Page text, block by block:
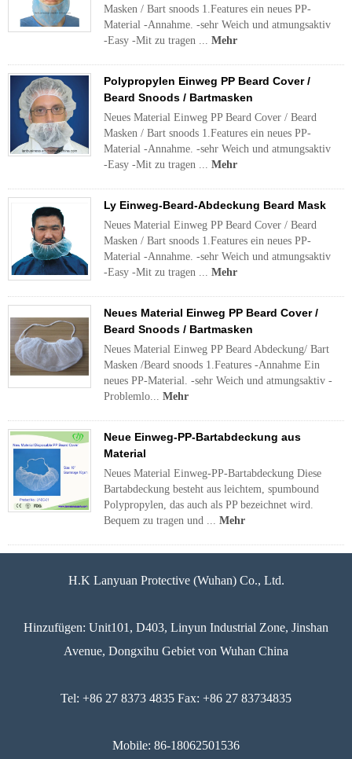
Masken / Bart snoods 1.Features ein neues PP-
Material -Annahme. -sehr Weich und atmungsaktiv
-Easy -Mit zu tragen ... Mehr
Polypropylen Einweg PP Beard Cover /
Beard Snoods / Bartmasken
Neues Material Einweg PP Beard Cover / Beard
Masken / Bart snoods 1.Features ein neues PP-
Material -Annahme. -sehr Weich und atmungsaktiv
-Easy -Mit zu tragen ... Mehr
Ly Einweg-Beard-Abdeckung Beard Mask
Neues Material Einweg PP Beard Cover / Beard
Masken / Bart snoods 1.Features ein neues PP-
Material -Annahme. -sehr Weich und atmungsaktiv
-Easy -Mit zu tragen ... Mehr
Neues Material Einweg PP Beard Cover /
Beard Snoods / Bartmasken
Neues Material Einweg PP Beard Abdeckung/ Bart
Masken /Beard snoods 1.Features -Annahme Ein
neues PP-Material. -sehr Weich und atmungsaktiv -
Problemlo... Mehr
Neue Einweg-PP-Bartabdeckung aus
Material
Neues Material Einweg-PP-Bartabdeckung Diese
Bartabdeckung besteht aus leichtem, spumbound
Polypropylen, das auch als PP bezeichnet wird.
Bequem zu tragen und ... Mehr
H.K Lanyuan Protective (Wuhan) Co., Ltd.
Hinzufügen: Unit101, D403, Linyun Industrial Zone, Jinshan
Avenue, Dongxihu Gebiet von Wuhan China
Tel: +86 27 8373 4835 Fax: +86 27 83734835
Mobile: 86-18062501536